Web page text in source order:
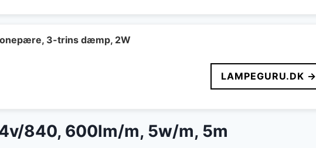
3-trins dæmp, 2W
LAMPEGURU.DK →
840, 600lm/m, 5w/m, 5m